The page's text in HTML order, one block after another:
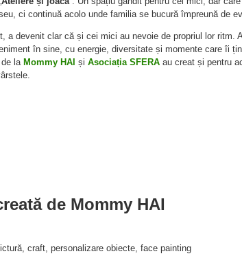
ci continuă acolo unde familia se bucură împreună de
a devenit clar că și cei mici au nevoie de propriul lor ritm.
în sine, cu energie, diversitate și momente care îi
la Mommy HAI și Asociația SFERAau creat și pentru
de Mommy HAI
craft, personalizare obiecte, face painting